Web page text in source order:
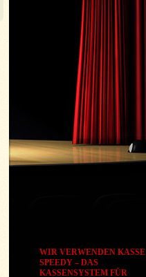
WIR VERWENDEN KASSE
SPEEDY – DAS
KASSENSYSTEM FÜR